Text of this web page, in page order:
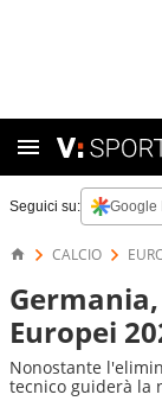
Seguici su: Google
CALCIO
Europei
Nonostante
tecnico guiderà la